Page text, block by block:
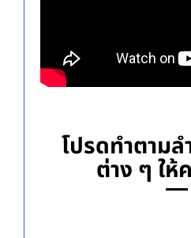
โปรดทำตาม
ต่าง ๆ ให้